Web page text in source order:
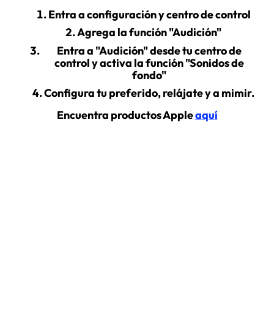
Entra a configuración y centro de control
Agrega la función "Audición"
Entra a "Audición" desde tu centro de
control y activa la función "Sonidos de
fondo"
Configura tu preferido, relájate y a mimir.
Encuentra productos Appleaquí